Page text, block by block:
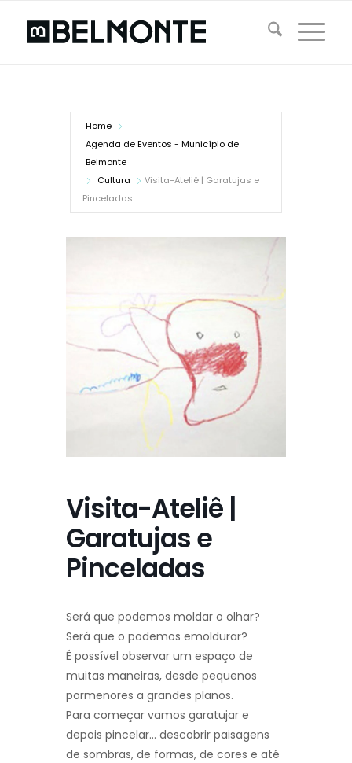
Home
Agenda de Eventos - Município de
Belmonte
Cultura
Visita-Ateliê | Garatujas e
Pinceladas
Visita-Ateliê |
Garatujas e
Pinceladas
Será que podemos moldar o olhar?
Será que o podemos emoldurar?
É possível observar um espaço de
muitas maneiras, desde pequenos
pormenores a grandes planos.
Para começar vamos garatujar e
depois pincelar… descobrir paisagens
de sombras, de formas, de cores e até